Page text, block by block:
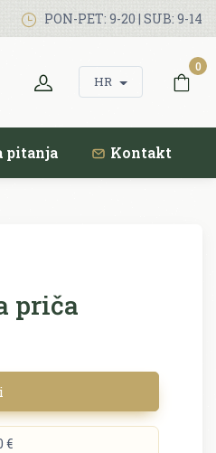
PON-PET: 9-20 | SUB: 9-14
HR
0
pitanja Kontakt
priča
€